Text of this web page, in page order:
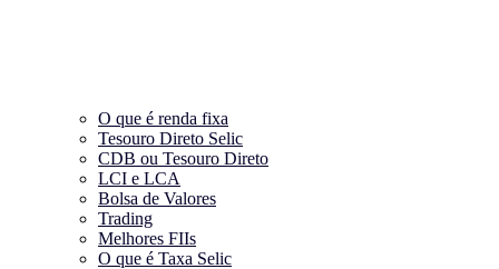
O que é renda fixa
Tesouro Direto Selic
CDB ou Tesouro Direto
LCI e LCA
Bolsa de Valores
Trading
Melhores FIIs
O que é Taxa Selic